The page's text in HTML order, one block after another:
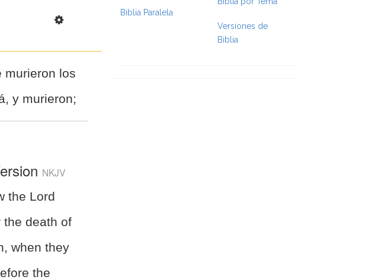
Scripture Formatting
murieron los
y murieron;
NKJV
the Lord
the death of
when they
the
Biblia Paralela
Versiones de
Biblia